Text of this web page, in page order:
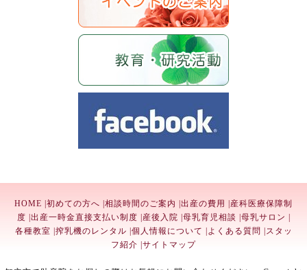
HOME |初めての方へ |相談時間のご案内 |出産の費用 |産科医療保障制
度 |出産一時金直接支払い制度 |産後入院 |母乳育児相談 |母乳サロン |
各種教室 |搾乳機のレンタル |個人情報について |よくある質問 |スタッ
フ紹介 |サイトマップ